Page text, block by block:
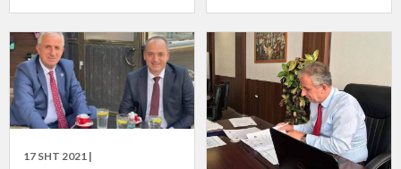
17 SHT 2021 |